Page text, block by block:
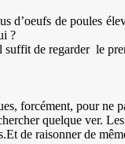
d’oeufs de poules
?
de regarder le
forcément, pour ne
quelque ver.
de raisonner de